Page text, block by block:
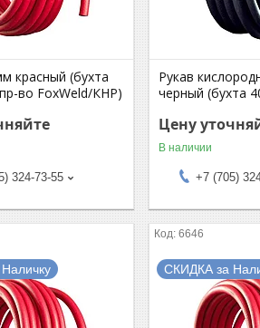
красный (бухта
во FoxWeld/КНР)
324-73-55
Рукав
черный (бухта
Цену
В наличии
+7 (705)
6646
СКИДКА за